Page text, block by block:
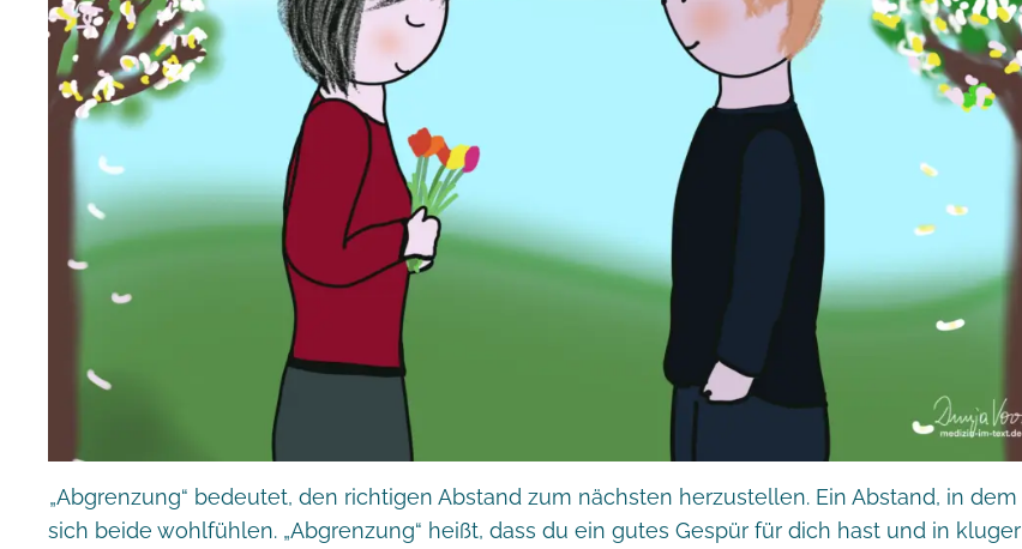
„Abgrenzung“ bedeutet, den richtigen Abstand zum nächsten herzustellen. Ein Abstand, in dem
sich beide wohlfühlen. „Abgrenzung“ heißt, dass du ein gutes Gespür für dich hast und in kluger